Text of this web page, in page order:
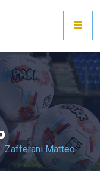
Zafferani Matteo